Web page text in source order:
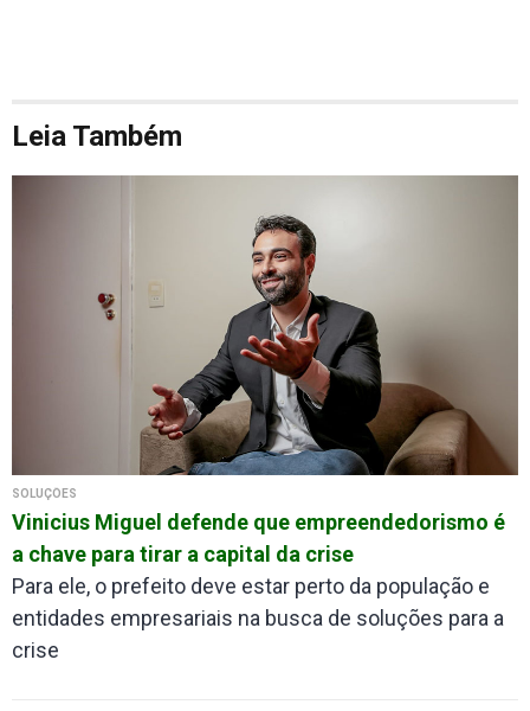
Leia Também
SOLUÇÕES
Vinicius Miguel defende que empreendedorismo é
a chave para tirar a capital da crise
Para ele, o prefeito deve estar perto da população e
entidades empresariais na busca de soluções para a
crise